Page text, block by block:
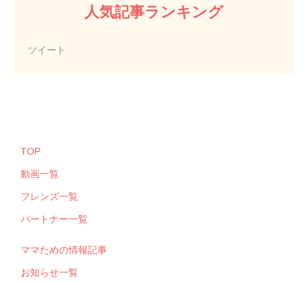
人気記事ランキング
ツイート
TOP
動画一覧
フレンズ一覧
パートナー一覧
ママための情報記事
お知らせ一覧